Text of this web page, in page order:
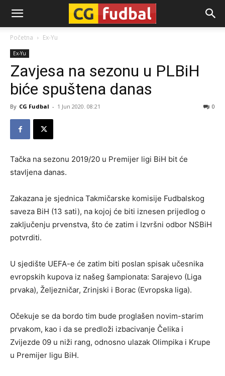
CG-
Fudbal
Početna Ex-Yu
Ex-Yu
Zavjesa na sezonu u PLBiH
biće spuštena danas
By CG Fudbal - 1 Jun 2020. 08:21 0
Tačka na sezonu 2019/20 u Premijer ligi BiH bit će
stavljena danas.
Zakazana je sjednica Takmičarske komisije Fudbalskog
saveza BiH (13 sati), na kojoj će biti iznesen prijedlog o
zaključenju prvenstva, što će zatim i Izvršni odbor NSBiH
potvrditi.
U sjedište UEFA-e će zatim biti poslan spisak učesnika
evropskih kupova iz našeg šampionata: Sarajevo (Liga
prvaka), Željezničar, Zrinjski i Borac (Evropska liga).
Očekuje se da bordo tim bude proglašen novim-starim
prvakom, kao i da se predloži izbacivanje Čelika i
Zvijezde 09 u niži rang, odnosno ulazak Olimpika i Krupe
u Premijer ligu BiH.